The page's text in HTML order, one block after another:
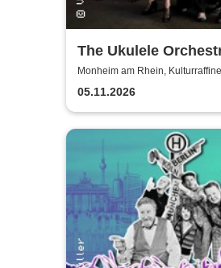
The Ukulele
Great Britain
Monheim am Rhein,
05.11.2026